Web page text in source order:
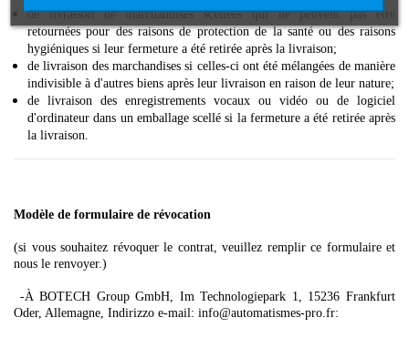
de livraison de marchandises scellées qui ne peuvent pas être
retournées pour des raisons de protection de la santé ou des raisons
hygiéniques si leur fermeture a été retirée après la livraison;
de livraison des marchandises si celles-ci ont été mélangées de manière
indivisible à d'autres biens après leur livraison en raison de leur nature;
de livraison des enregistrements vocaux ou vidéo ou de logiciel
d'ordinateur dans un emballage scellé si la fermeture a été retirée après
la livraison.
Modèle de formulaire de révocation
(si vous souhaitez révoquer le contrat, veuillez remplir ce formulaire et
nous le renvoyer.)
-À BOTECH Group GmbH, Im Technologiepark 1, 15236 Frankfurt
Oder, Allemagne, Indirizzo e-mail: info@automatismes-pro.fr: